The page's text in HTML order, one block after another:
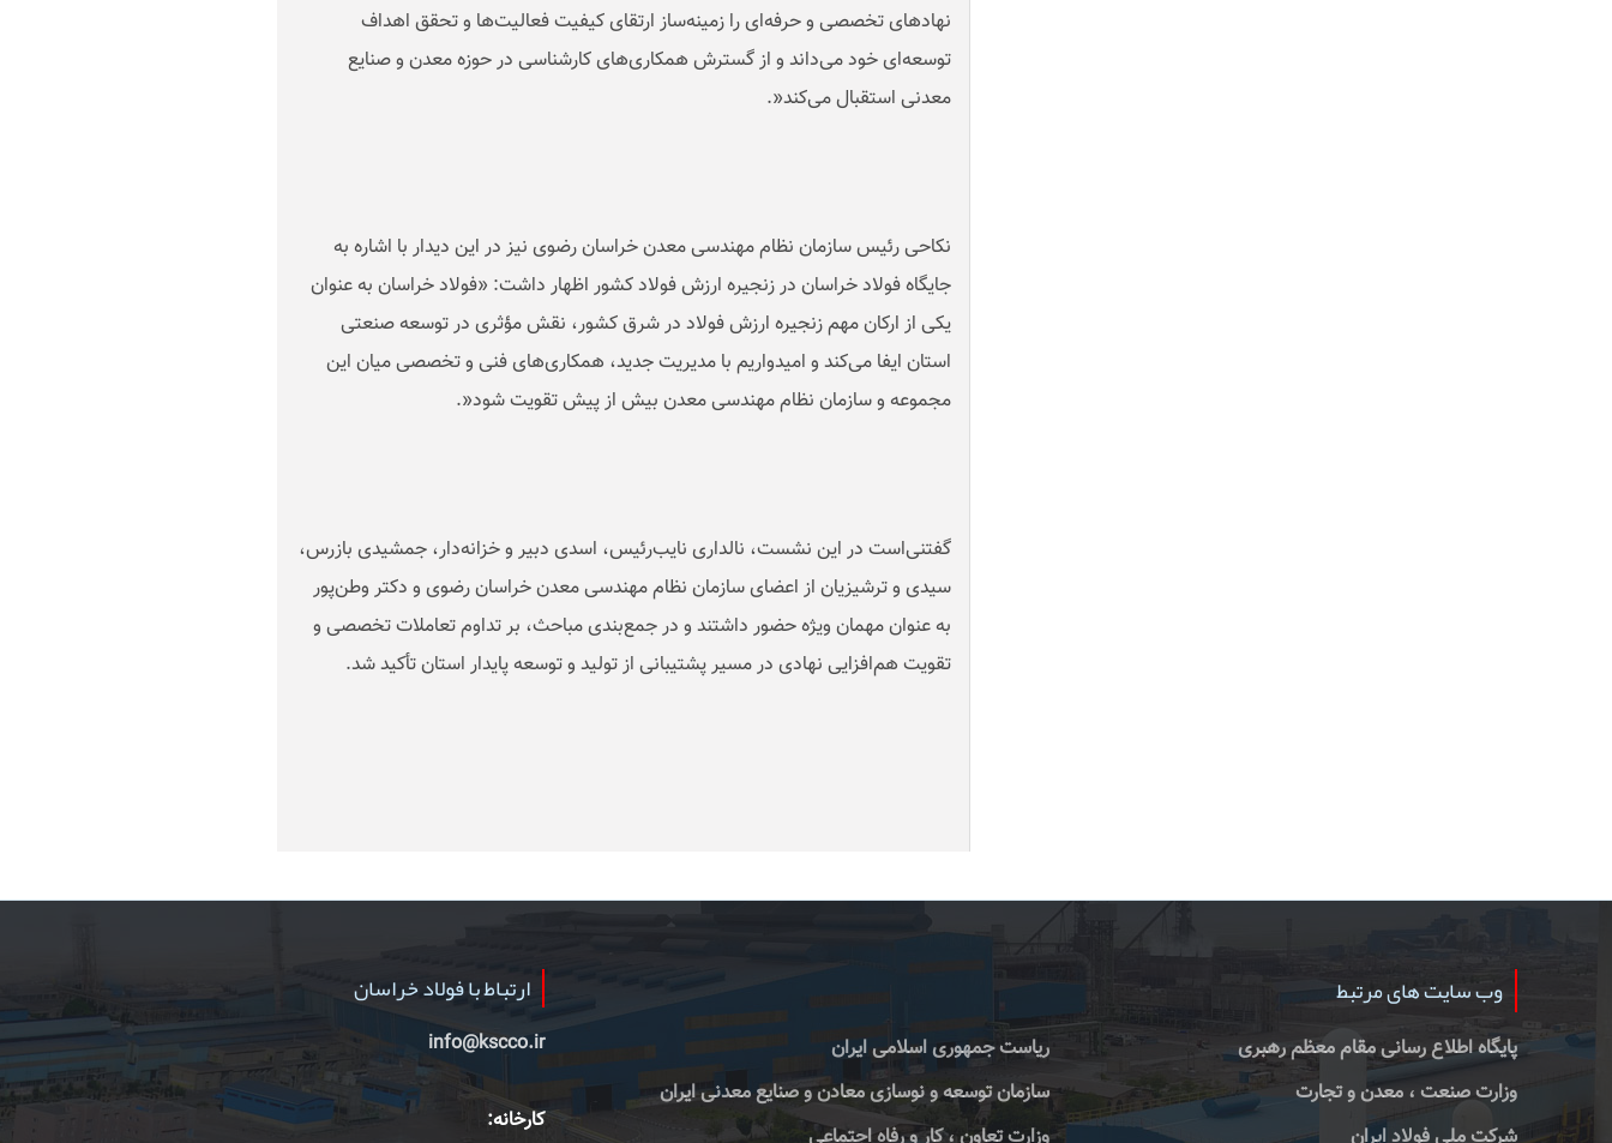
نهادهای تخصصی و حرفه‌ای را زمینه‌ساز ارتقای کیفیت فعالیت‌ها و تحقق اهداف
توسعه‌ای خود می‌داند و از گسترش همکاری‌های کارشناسی در حوزه معدن و صنایع
معدنی استقبال می‌کند.»
نکاحی رئیس سازمان نظام مهندسی معدن خراسان رضوی نیز در این دیدار با اشاره به
جایگاه فولاد خراسان در زنجیره ارزش فولاد کشور اظهار داشت: «فولاد خراسان به عنوان
یکی از ارکان مهم زنجیره ارزش فولاد در شرق کشور، نقش مؤثری در توسعه صنعتی
استان ایفا می‌کند و امیدواریم با مدیریت جدید، همکاری‌های فنی و تخصصی میان این
مجموعه و سازمان نظام مهندسی معدن بیش از پیش تقویت شود.»
گفتنی‌است در این نشست، نالداری نایب‌رئیس، اسدی دبیر و خزانه‌دار، جمشیدی بازرس،
سیدی و ترشیزیان از اعضای سازمان نظام مهندسی معدن خراسان رضوی و دکتر وطن‌پور
به عنوان مهمان ویژه حضور داشتند و در جمع‌بندی مباحث، بر تداوم تعاملات تخصصی و
تقویت هم‌افزایی نهادی در مسیر پشتیبانی از تولید و توسعه پایدار استان تأکید شد.
ارتباط با فولاد خراسان
info@kscco.ir
کارخانه:
وب سایت های مرتبط
پایگاه اطلاع رسانی مقام معظم رهبری
ریاست جمهوری اسلامی ایران
وزارت صنعت ، معدن و تجارت
سازمان توسعه و نوسازی معادن و صنایع معدنی ایران